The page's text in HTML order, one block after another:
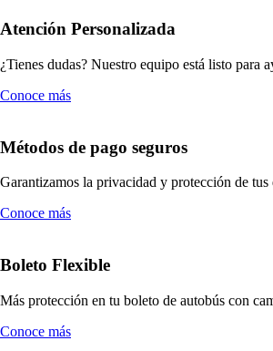
Atención Personalizada
¿Tienes dudas? Nuestro equipo está listo para
Conoce más
Métodos de pago seguros
Garantizamos la privacidad y protección de tus
Conoce más
Boleto Flexible
Más protección en tu boleto de autobús con
Conoce más